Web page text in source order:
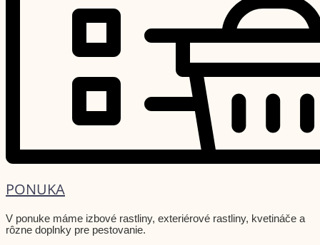
PONUKA
V ponuke máme izbové rastliny, exteriérové rastliny, kvetináče a
rôzne doplnky pre pestovanie.